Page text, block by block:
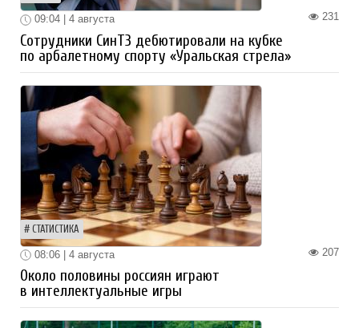
231
09:04 | 4 августа
Сотрудники СинТЗ дебютировали на кубке
по арбалетному спорту «Уральская стрела»
СТАТИСТИКА
207
08:06 | 4 августа
Около половины россиян играют
в интеллектуальные игры